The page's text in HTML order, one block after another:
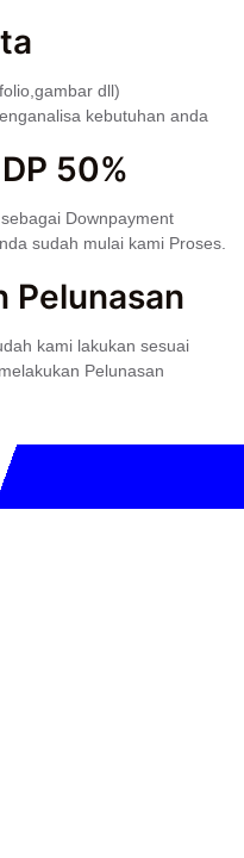
dll)
kebutuhan anda
50%
Downpayment
sudah mulai kami Proses.
Pelunasan
kami lakukan sesuai
Pelunasan